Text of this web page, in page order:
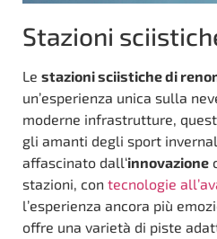
Stazioni
Le stazioni sciistiche di
un’esperienza unica sulla
moderne infrastrutture,
gli amanti degli sport
affascinato dall‘innovazione
stazioni, con tecnologie
l’esperienza ancora più
offre una varietà di piste